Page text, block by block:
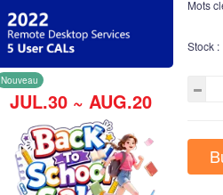
JUL.30 ~ AUG.20
Nouveau
Mots
Stock :